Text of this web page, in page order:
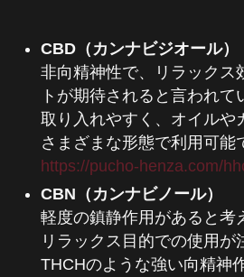
CBD（カンナビジオール）
非向精神性で、リラックス
トが期待されると言われ
取り入れやすく、オイルや
さまざまな形態で利用可能
https://pucho-henza.com/
CBN（カンナビノール）
軽度の鎮静作用があると考
リラックス目的での使用が
THCHのような強い向精神